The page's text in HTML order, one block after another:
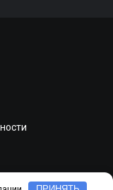
ВADEPTUM